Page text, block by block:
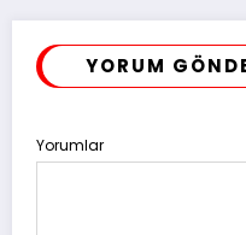
YORUM
Yorumlar